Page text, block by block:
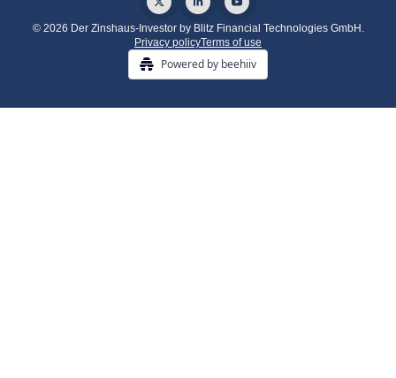
© 2026 Der Zinshaus-Investor by Blitz Financial Technologies GmbH.
Privacy policyTerms of use
Powered by beehiiv